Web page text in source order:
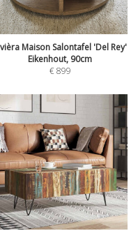
Maison Salontafel 'Del Rey'
Eikenhout, 90cm
€899